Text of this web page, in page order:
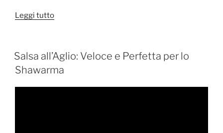
Leggi tutto“Shawarma:
Food
Mediorientale”
PUBBLICATO
IL
Salsa all’Aglio: Veloce e Perfetta per lo
Shawarma